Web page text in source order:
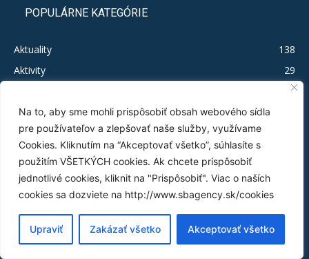
Na to, aby sme mohli prispôsobiť obsah webového sídla
pre používateľov a zlepšovať naše služby, využívame
Cookies. Kliknutím na “Akceptovať všetko”, súhlasíte s
použitím VŠETKÝCH cookies. Ak chcete prispôsobiť
jednotlivé cookies, kliknit na "Prispôsobiť". Viac o naších
cookies sa dozviete na http://www.sbagency.sk/cookies
Upraviť Zakázať všetko Akceptovať všetko
POPULÁRNE KATEGÓRIE
Aktuality
138
Aktivity
29
19
Publikácie
Test MSP
Tlačové správy
Byrokratický nezmysel
Infografiky
Analýzy gold-platingu